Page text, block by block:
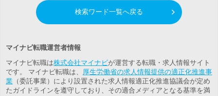
検索ワード一覧へ戻る
マイナビ転職運営者情報
マイナビ転職は株式会社マイナビが運営する転職・求人情報サイト
です。 マイナビ転職は、
厚生労働省の求人情報提供の適正化推進事
業 （委託事業）により設置された求人情報適正化推進協議会が定め
たガイドラインを遵守しており、その適合メディアとなる基準を満